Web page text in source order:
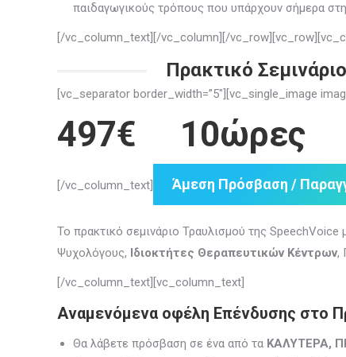
παιδαγωγικούς τρόπους που υπάρχουν σήμερα
[/vc_column_text][/vc_column][/
Πρακτικό
[vc_separator border_width=”5″][vc_single_image
497€ 10ώρες
[/vc_column_text] Άμεση Πρόσβαση /
Το πρακτικό σεμινάριο Τραυλισμού της SpeechVoice
Ψυχολόγους, Ιδιοκτήτες Θεραπευτικών Κέντρων,
[/vc_column_text][vc_column_text]
Αναμενόμενα οφέλη Επένδυσης στο
Θα λάβετε πρόσβαση σε ένα από τα ΚΑΛΥΤΕΡΑ,